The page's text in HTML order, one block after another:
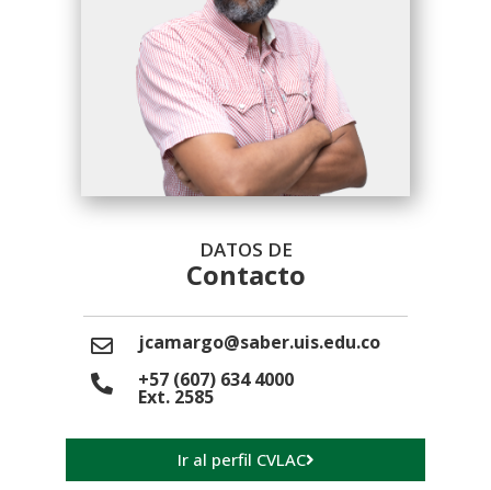
DATOS DE
Contacto
jcamargo@saber.uis.edu.co
+57 (607) 634 4000
Ext. 2585
Ir al perfil CVLAC